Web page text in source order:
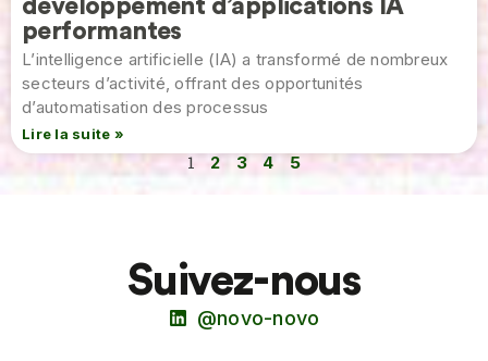
développement d’applications IA
performantes
L’intelligence artificielle (IA) a transformé de nombreux
secteurs d’activité, offrant des opportunités
d’automatisation des processus
Lire la suite »
1 2 3 4 5
Suivez-nous
@novo-novo